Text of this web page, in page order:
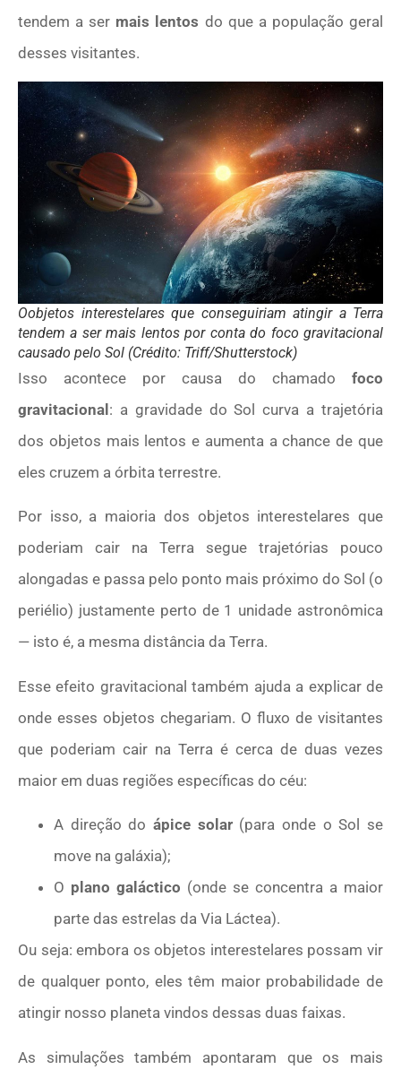
tendem a ser mais lentos do que a população geral
desses visitantes.
Oobjetos interestelares que conseguiriam atingir a Terra
tendem a ser mais lentos por conta do foco gravitacional
causado pelo Sol (Crédito: Triff/Shutterstock)
Isso acontece por causa do chamado foco
gravitacional : a gravidade do Sol curva a trajetória
dos objetos mais lentos e aumenta a chance de que
eles cruzem a órbita terrestre.
Por isso, a maioria dos objetos interestelares que
poderiam cair na Terra segue trajetórias pouco
alongadas e passa pelo ponto mais próximo do Sol (o
periélio) justamente perto de 1 unidade astronômica
— isto é, a mesma distância da Terra.
Esse efeito gravitacional também ajuda a explicar de
onde esses objetos chegariam. O fluxo de visitantes
que poderiam cair na Terra é cerca de duas vezes
maior em duas regiões específicas do céu:
A direção do ápice solar(para onde o Sol se
move na galáxia);
O plano galáctico (onde se concentra a maior
parte das estrelas da Via Láctea).
Ou seja: embora os objetos interestelares possam vir
de qualquer ponto, eles têm maior probabilidade de
atingir nosso planeta vindos dessas duas faixas.
As simulações também apontaram que os mais